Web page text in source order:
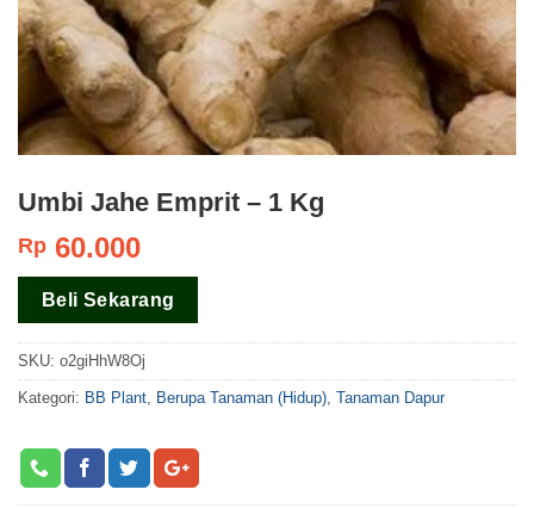
Umbi Jahe Emprit – 1 Kg
Rp 60.000
Beli Sekarang
SKU: o2giHhW8Oj
Kategori: BB Plant Berupa Tanaman (Hidup) Tanaman Dapur